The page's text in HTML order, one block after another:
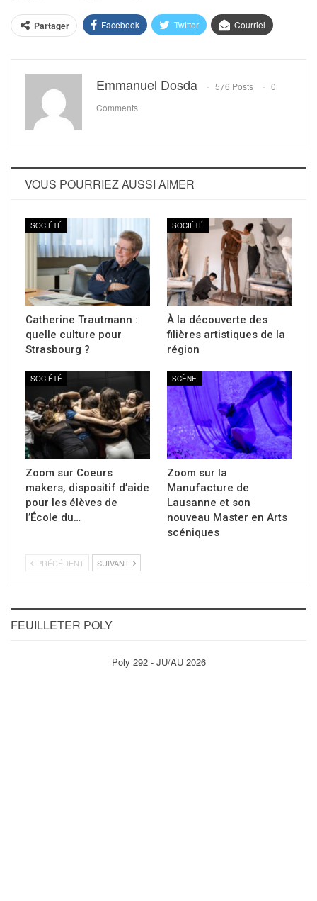
Partager Facebook Twitter Courriel
Emmanuel Dosda 576 Posts
0
Comments
VOUS POURRIEZ AUSSI AIMER
SOCIÉTÉ
Catherine Trautmann :
quelle culture pour
Strasbourg ?
SOCIÉTÉ
À la découverte des
filières artistiques de la
région
SOCIÉTÉ
Zoom sur Coeurs
makers, dispositif d’aide
pour les élèves de
l’École du…
SCÈNE
Zoom sur la
Manufacture de
Lausanne et son
nouveau Master en Arts
scéniques
PRÉCÉDENT SUIVANT
FEUILLETER POLY
Poly 292 - JU/AU 2026